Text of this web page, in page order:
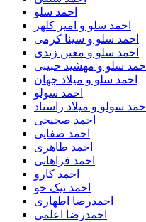
احمد سلو
احمد سلو و امیر کلهر
احمد سلو و سینا کرمی
احمد سلو و معین زندی
احمد سلو و مهشید حبیبی
احمد سلو و میلاد جهان
احمد سولو
احمد سولو و میلاد راستاد
احمد صحیحی
احمد صفایی
احمد طاهری
احمد فراهانی
احمد کارو
احمد نیک خو
احمدرضا اطهاری
احمدرضا اعلمی